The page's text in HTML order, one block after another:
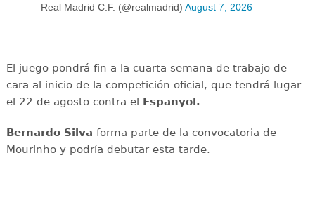
— Real Madrid C.F. (@realmadrid) August 7, 2026
El juego pondrá fin a la cuarta semana de trabajo de
cara al inicio de la competición oficial, que tendrá lugar
el 22 de agosto contra el Espanyol.
Bernardo Silva forma parte de la convocatoria de
Mourinho y podría debutar esta tarde.